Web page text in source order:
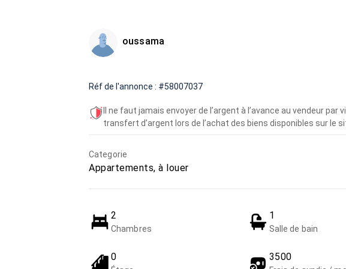
oussama
Réf de l'annonce : #58007037
Il ne faut jamais envoyer de l’argent à l’avance au vendeur
transfert d’argent lors de l’achat des biens disponibles sur le
Categorie
Appartements, à louer
2
Chambres
1
Salle de bain
0 3500